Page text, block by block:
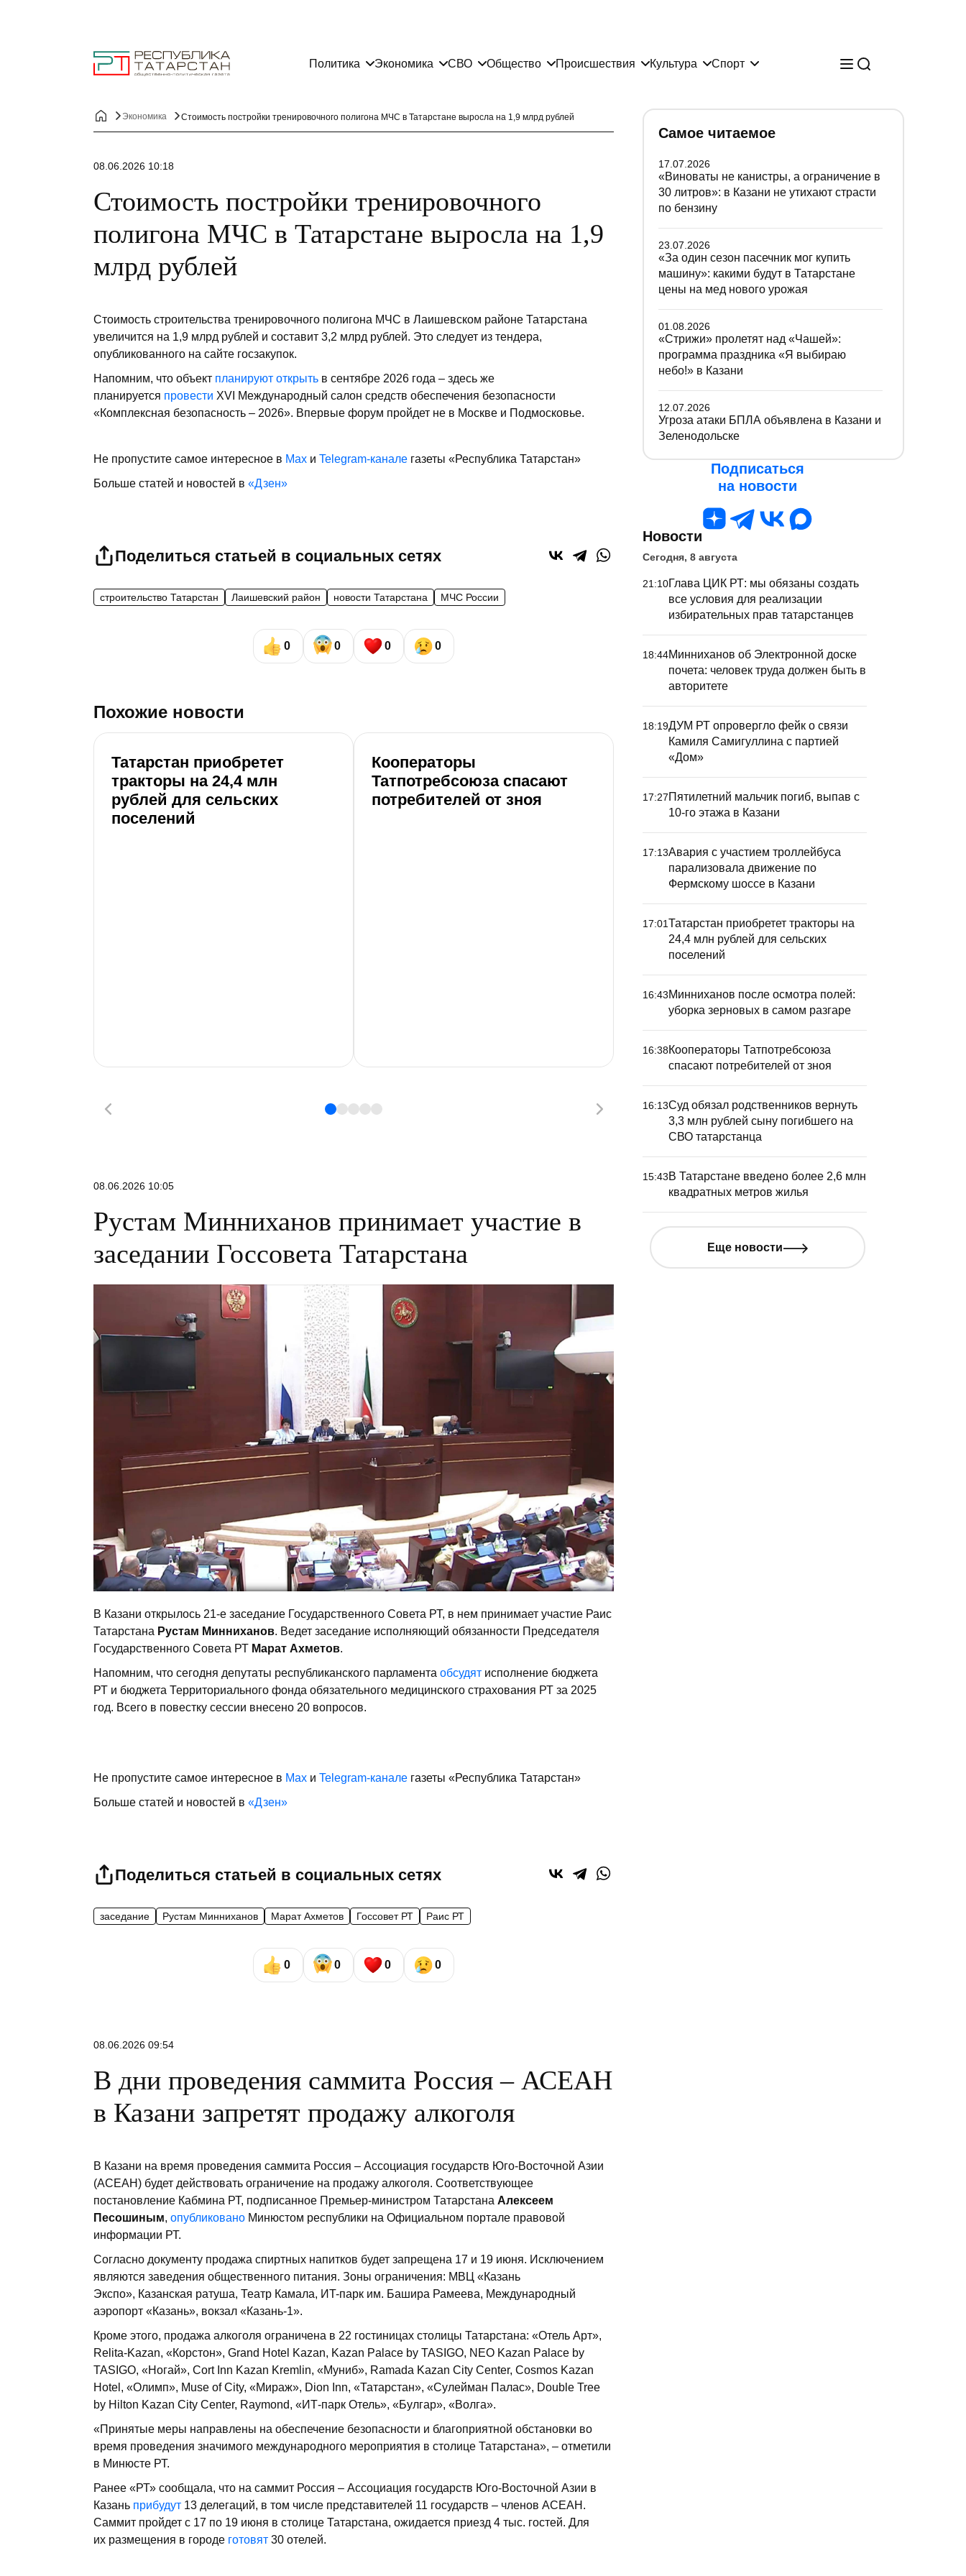
Политика Экономика СВО Общество Происшествия Культура Спорт
Экономика Стоимость постройки тренировочного полигона МЧС в Татарстане выросла на 1,9 млрд рублей
08.06.2026 10:18
Стоимость постройки тренировочного
полигона МЧС в Татарстане выросла на 1,9
млрд рублей
Стоимость строительства тренировочного полигона МЧС в Лаишевском районе Татарстана
увеличится на 1,9 млрд рублей и составит 3,2 млрд рублей. Это следует из тендера,
опубликованного на сайте госзакупок.
Напомним, что объект планируют открыть в сентябре 2026 года – здесь же
планируется провести XVI Международный салон средств обеспечения безопасности
«Комплексная безопасность – 2026». Впервые форум пройдет не в Москве и Подмосковье.
Не пропустите самое интересное в Max и Telegram-канале газеты «Республика Татарстан»
Больше статей и новостей в «Дзен»
Поделиться статьей в социальных сетях
строительство Татарстан Лаишевский район новости Татарстана МЧС России
0 0 0 0
Похожие новости
Татарстан приобретет
тракторы на 24,4 млн
рублей для сельских
поселений
Кооператоры
Татпотребсоюза спасают
потребителей от зноя
В Татарстане введено более
2,6 млн квадратных метров
жилья
08.06.2026 10:05
Рустам Минниханов принимает участие в
заседании Госсовета Татарстана
В Казани открылось 21-е заседание Государственного Совета РТ, в нем принимает участие Раис
Татарстана Рустам Минниханов. Ведет заседание исполняющий обязанности Председателя
Государственного Совета РТ Марат Ахметов.
Напомним, что сегодня депутаты республиканского парламента обсудят исполнение бюджета
РТ и бюджета Территориального фонда обязательного медицинского страхования РТ за 2025
год. Всего в повестку сессии внесено 20 вопросов.
Не пропустите самое интересное в Max и Telegram-канале газеты «Республика Татарстан»
Больше статей и новостей в «Дзен»
Поделиться статьей в социальных сетях
заседание Рустам Минниханов Марат Ахметов Госсовет РТ Раис РТ
0 0 0 0
08.06.2026 09:54
В дни проведения саммита Россия – АСЕАН
в Казани запретят продажу алкоголя
В Казани на время проведения саммита Россия – Ассоциация государств Юго-Восточной Азии
(АСЕАН) будет действовать ограничение на продажу алкоголя. Соответствующее
постановление Кабмина РТ, подписанное Премьер-министром Татарстана Алексеем
Песошиным, опубликовано Минюстом республики на Официальном портале правовой
информации РТ.
Согласно документу продажа спиртных напитков будет запрещена 17 и 19 июня. Исключением
являются заведения общественного питания. Зоны ограничения: МВЦ «Казань
Экспо», Казанская ратуша, Театр Камала, ИT-парк им. Башира Рамеева, Международный
аэропорт «Казань», вокзал «Казань-1».
Кроме этого, продажа алкоголя ограничена в 22 гостиницах столицы Татарстана: «Отель Арт»,
Relita-Kazan, «Корстон», Grand Hotel Kazan, Kazan Palace by TASIGO, NEO Kazan Palace by
TASIGO, «Ногай», Cort Inn Kazan Kremlin, «Муниб», Ramada Kazan City Center, Cosmos Kazan
Hotel, «Олимп», Muse of City, «Мираж», Dion Inn, «Татарстан», «Сулейман Палас», Double Tree
by Hilton Kazan City Center, Raymond, «ИТ-парк Отель», «Булгар», «Волга».
«Принятые меры направлены на обеспечение безопасности и благоприятной обстановки во
время проведения значимого международного мероприятия в столице Татарстана», – отметили
в Минюсте РТ.
Ранее «РТ» сообщала, что на саммит Россия – Ассоциация государств Юго-Восточной Азии в
Казань прибудут 13 делегаций, в том числе представителей 11 государств – членов АСЕАН.
Саммит пройдет с 17 по 19 июня в столице Татарстана, ожидается приезд 4 тыс. гостей. Для
их размещения в городе готовят 30 отелей.
Самое читаемое
17.07.2026
«Виноваты не канистры, а ограничение в
30 литров»: в Казани не утихают страсти
по бензину
23.07.2026
«За один сезон пасечник мог купить
машину»: какими будут в Татарстане
цены на мед нового урожая
01.08.2026
«Стрижи» пролетят над «Чашей»:
программа праздника «Я выбираю
небо!» в Казани
12.07.2026
Угроза атаки БПЛА объявлена в Казани и
Зеленодольске
Подписаться
на новости
Новости
Сегодня, 8 августа
21:10Глава ЦИК РТ: мы обязаны создать
все условия для реализации
избирательных прав татарстанцев
18:44Минниханов об Электронной доске
почета: человек труда должен быть в
авторитете
18:19ДУМ РТ опровергло фейк о связи
Камиля Самигуллина с партией
«Дом»
17:27Пятилетний мальчик погиб, выпав с
10-го этажа в Казани
17:13Авария с участием троллейбуса
парализовала движение по
Фермскому шоссе в Казани
17:01Татарстан приобретет тракторы на
24,4 млн рублей для сельских
поселений
16:43Минниханов после осмотра полей:
уборка зерновых в самом разгаре
16:38Кооператоры Татпотребсоюза
спасают потребителей от зноя
16:13Суд обязал родственников вернуть
3,3 млн рублей сыну погибшего на
СВО татарстанца
15:43В Татарстане введено более 2,6 млн
квадратных метров жилья
Еще новости